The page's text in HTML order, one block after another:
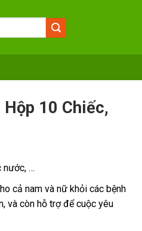
Hộp 10 Chiếc,
nước, …
cả nam và nữ khỏi các bệnh
và còn hỗ trợ để cuộc yêu